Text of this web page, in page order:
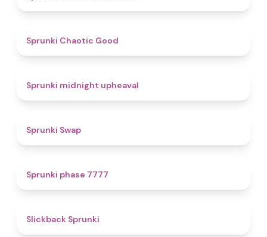
Sprunki Chaotic Good
Sprunki midnight upheaval
Sprunki Swap
Sprunki phase 7777
Slickback Sprunki